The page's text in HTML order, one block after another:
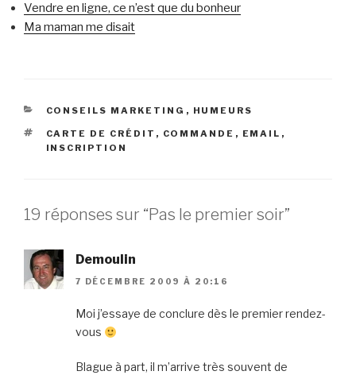
Vendre en ligne, ce n’est que du bonheur
Ma maman me disait
CATÉGORIES
CONSEILS MARKETING , HUMEURS
ÉTIQUETTES
CARTE DE CRÉDIT , COMMANDE , EMAIL ,
INSCRIPTION
19 réponses sur “Pas le premier soir”
Demoulin
7 DÉCEMBRE 2009 À 20:16
Moi j’essaye de conclure dès le premier rendez-
vous
Blague à part, il m’arrive très souvent de